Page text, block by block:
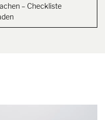
– Checkliste